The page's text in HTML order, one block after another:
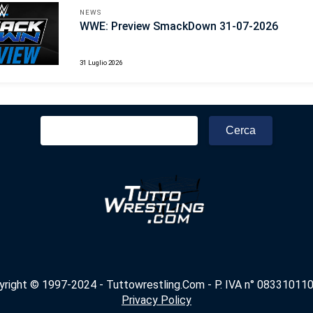
NEWS
WWE: Preview SmackDown 31-07-2026
31 Luglio 2026
Ricerca
© 1997-2024 - Tuttowrestling.Com - P. IVA n°
Privacy Policy